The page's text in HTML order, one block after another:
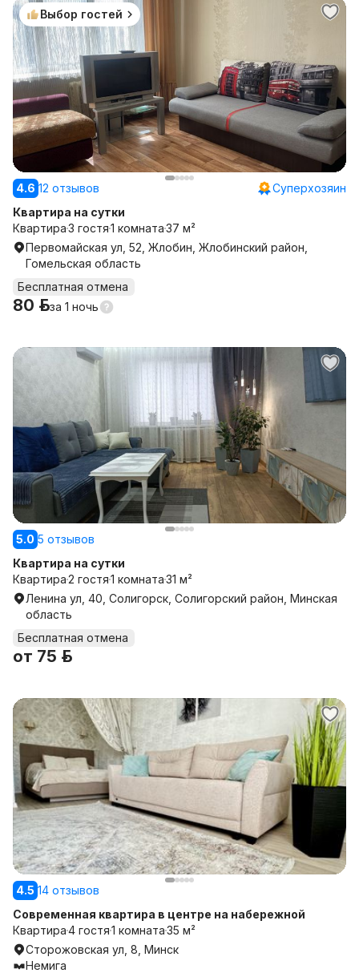
Выбор гостей
4.6 12 отзывов
Суперхозяин
Квартира на сутки
Квартира3 гостя1 комната37 м²
Первомайская ул, 52, Жлобин, Жлобинский район,
Гомельская область
Бесплатная отмена
80 р.за 1 ночь
5.0 5 отзывов
Квартира на сутки
Квартира2 гостя1 комната31 м²
Ленина ул, 40, Солигорск, Солигорский район, Минская
область
Бесплатная отмена
от 75 р.
4.5 14 отзывов
Современная квартира в центре на набережной
Квартира4 гостя1 комната35 м²
Сторожовская ул, 8, Минск
Немига